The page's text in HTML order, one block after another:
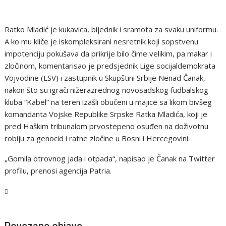
Ratko Mladić je kukavica, bijednik i sramota za svaku uniformu.
A ko mu kliče je iskompleksirani nesretnik koji sopstvenu
impotenciju pokušava da prikrije bilo čime velikim, pa makar i
zločinom, komentarisao je predsjednik Lige socijaldemokrata
Vojvodine (LSV) i zastupnik u Skupštini Srbije Nenad Čanak,
nakon što su igrači nižerazrednog novosadskog fudbalskog
kluba “Kabel” na teren izašli obučeni u majice sa likom bivšeg
komandanta Vojske Republike Srpske Ratka Mladića, koji je
pred Haškim tribunalom prvostepeno osuđen na doživotnu
robiju za genocid i ratne zločine u Bosni i Hercegovini.
„Gomila otrovnog jada i otpada“, napisao je Čanak na Twitter
profilu, prenosi agencija Patria.